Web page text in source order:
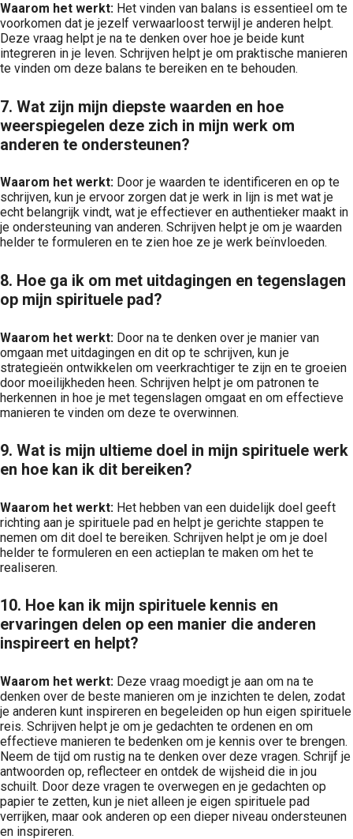
Waarom het werkt: Het vinden van balans is essentieel om te
voorkomen dat je jezelf verwaarloost terwijl je anderen helpt.
Deze vraag helpt je na te denken over hoe je beide kunt
integreren in je leven. Schrijven helpt je om praktische manieren
te vinden om deze balans te bereiken en te behouden.
7. Wat zijn mijn diepste waarden en hoe
weerspiegelen deze zich in mijn werk om
anderen te ondersteunen?
Waarom het werkt: Door je waarden te identificeren en op te
schrijven, kun je ervoor zorgen dat je werk in lijn is met wat je
echt belangrijk vindt, wat je effectiever en authentieker maakt in
je ondersteuning van anderen. Schrijven helpt je om je waarden
helder te formuleren en te zien hoe ze je werk beïnvloeden.
8. Hoe ga ik om met uitdagingen en tegenslagen
op mijn spirituele pad?
Waarom het werkt: Door na te denken over je manier van
omgaan met uitdagingen en dit op te schrijven, kun je
strategieën ontwikkelen om veerkrachtiger te zijn en te groeien
door moeilijkheden heen. Schrijven helpt je om patronen te
herkennen in hoe je met tegenslagen omgaat en om effectieve
manieren te vinden om deze te overwinnen.
9. Wat is mijn ultieme doel in mijn spirituele werk
en hoe kan ik dit bereiken?
Waarom het werkt: Het hebben van een duidelijk doel geeft
richting aan je spirituele pad en helpt je gerichte stappen te
nemen om dit doel te bereiken. Schrijven helpt je om je doel
helder te formuleren en een actieplan te maken om het te
realiseren.
10. Hoe kan ik mijn spirituele kennis en
ervaringen delen op een manier die anderen
inspireert en helpt?
Waarom het werkt: Deze vraag moedigt je aan om na te
denken over de beste manieren om je inzichten te delen, zodat
je anderen kunt inspireren en begeleiden op hun eigen spirituele
reis. Schrijven helpt je om je gedachten te ordenen en om
effectieve manieren te bedenken om je kennis over te brengen.
Neem de tijd om rustig na te denken over deze vragen. Schrijf je
antwoorden op, reflecteer en ontdek de wijsheid die in jou
schuilt. Door deze vragen te overwegen en je gedachten op
papier te zetten, kun je niet alleen je eigen spirituele pad
verrijken, maar ook anderen op een dieper niveau ondersteunen
en inspireren.